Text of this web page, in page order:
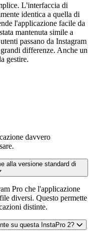
L'interfaccia di
identica a quella di
l'applicazione facile da
mantenuta simile a
passano da Instagram
differenze. Anche un
gestire.
davvero
alla versione standard di
Pro che l'applicazione
diversi. Questo permette
distinte.
su questa InstaPro 2?